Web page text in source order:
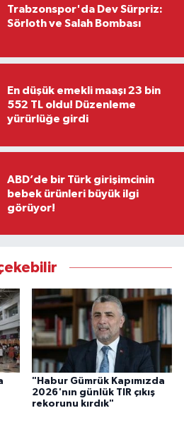
Trabzonspor'da Dev Sürpriz:
Sörloth ve Salah Bombası
En düşük emekli maaşı 23 bin
552 TL oldu! Düzenleme
yürürlüğe girdi
ABD’de bir Türk girişimcinin
bebek ürünleri büyük ilgi
görüyor!
"Habur Gümrük Kapımızda
2026'nın günlük TIR çıkış
rekorunu kırdık"